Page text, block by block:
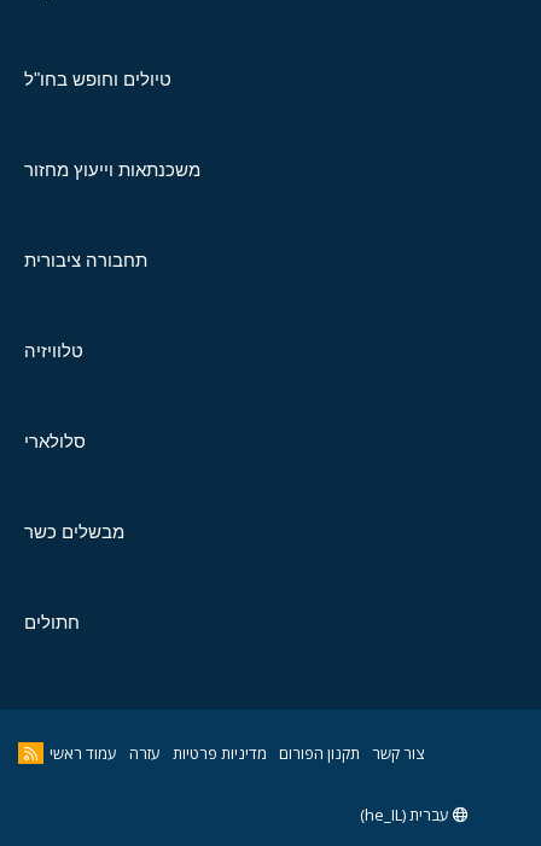
טיולים וחופש בחו"ל
משכנתאות וייעוץ מחזור
תחבורה ציבורית
טלוויזיה
סלולארי
מבשלים כשר
חתולים
צור קשר תקנון הפורום מדיניות פרטיות עזרה עמוד ראשי
עברית (he_IL)